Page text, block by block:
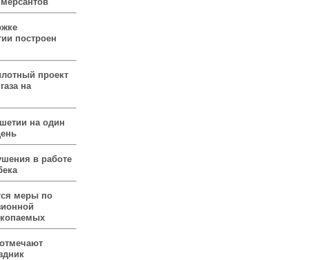
построен
проект
на
на один
в работе
меры по